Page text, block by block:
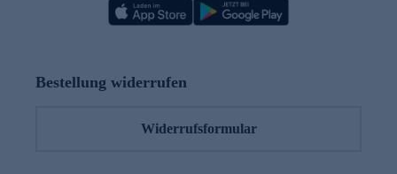
Bestellung widerrufen
Widerrufsformular